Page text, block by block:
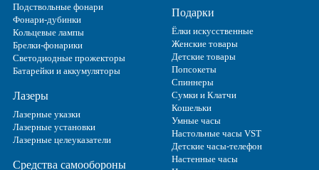
Подствольные фонари
Фонари-дубинки
Кольцевые лампы
Брелки-фонарики
Светодиодные прожекторы
Батарейки и аккумуляторы
Лазеры
Лазерные указки
Лазерные установки
Лазерные целеуказатели
Средства самообороны
Подарки
Ёлки искусственные
Женские товары
Детские товары
Попсокеты
Спиннеры
Сумки и Клатчи
Кошельки
Умные часы
Настольные часы VST
Детские часы-телефон
Настенные часы